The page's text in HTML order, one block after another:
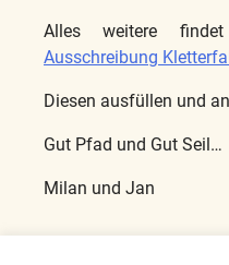
Alles weitere
Ausschreibung
Diesen ausfüllen und
Gut Pfad und Gut Seil…
Milan und Jan